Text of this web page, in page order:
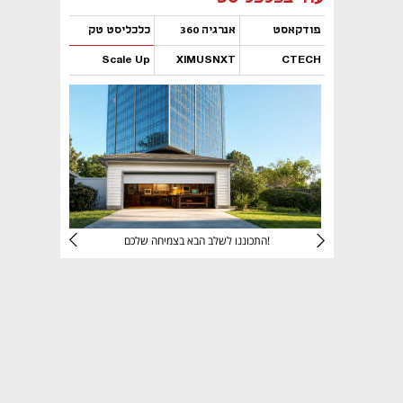
פודקאסט אנרגיה 360 כלכליסט טק
CTECH
XIMUSNXT
Scale Up
נפתח בכרטיסייה חדשה
התכוננו לשלב הבא בצמיחה שלכם!
נפתח בכרטיסייה חדשה